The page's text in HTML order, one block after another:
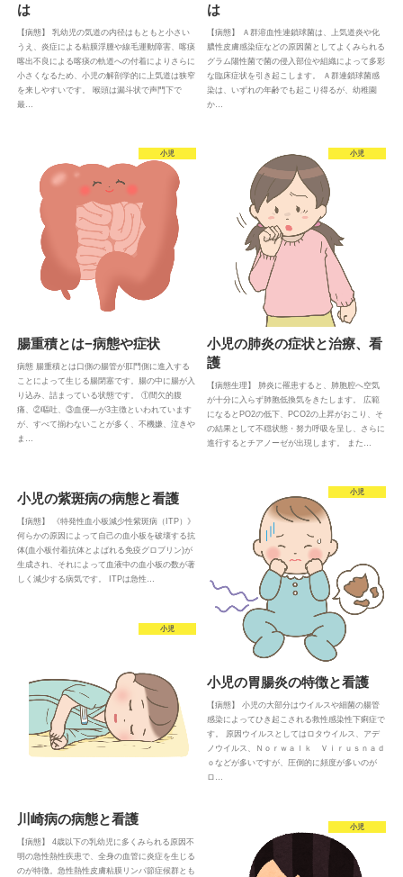
は
【病態】 乳幼児の気道の内径はもともと小さい
うえ、炎症による粘膜浮腫や線毛運動障害、喀痰
喀出不良による喀痰の軌道への付着によりさらに
小さくなるため、小児の解剖学的に上気道は狭窄
を来しやすいです。 喉頭は漏斗状で声門下で
最…
は
【病態】 Ａ群溶血性連鎖球菌は、上気道炎や化
膿性皮膚感染症などの原因菌としてよくみられる
グラム陽性菌で菌の侵入部位や組織によって多彩
な臨床症状を引き起こします。 Ａ群連鎖球菌感
染は、いずれの年齢でも起こり得るが、幼稚園
か…
小児
腸重積とは−病態や症状
病態 腸重積とは口側の腸管が肛門側に進入する
ことによって生じる腸閉塞です。腸の中に腸が入
り込み、詰まっている状態です。 ①間欠的腹
痛、②嘔吐、③血便―が3主徴といわれています
が、すべて揃わないことが多く、不機嫌、泣きや
ま…
小児
小児の肺炎の症状と治療、看
護
【病態生理】 肺炎に罹患すると、肺胞腔へ空気
が十分に入らず肺胞低換気をきたします。 広範
になるとPO2の低下、PCO2の上昇がおこり、そ
の結果として不穏状態・努力呼吸を呈し、さらに
進行するとチアノーゼが出現します。 また…
小児の紫斑病の病態と看護
【病態】 《特発性血小板減少性紫斑病（ITP）》
何らかの原因によって自己の血小板を破壊する抗
体(血小板付着抗体とよばれる免疫グロブリン)が
生成され、それによって血液中の血小板の数が著
しく減少する病気です。 ITPは急性…
小児
小児の胃腸炎の特徴と看護
【病態】 小児の大部分はウイルスや細菌の腸管
感染によってひき起こされる救性感染性下痢症で
す。 原因ウイルスとしてはロタウイルス、アデ
ノウイルス、Ｎｏｒｗａｌｋ Ｖｉｒｕｓｎａｄ
ｏなどが多いですが、圧倒的に頻度が多いのが
ロ…
小児
川崎病の病態と看護
【病態】 4歳以下の乳幼児に多くみられる原因不
明の急性熱性疾患で、全身の血管に炎症を生じる
のが特徴。急性熱性皮膚粘膜リンパ節症候群とも
小児